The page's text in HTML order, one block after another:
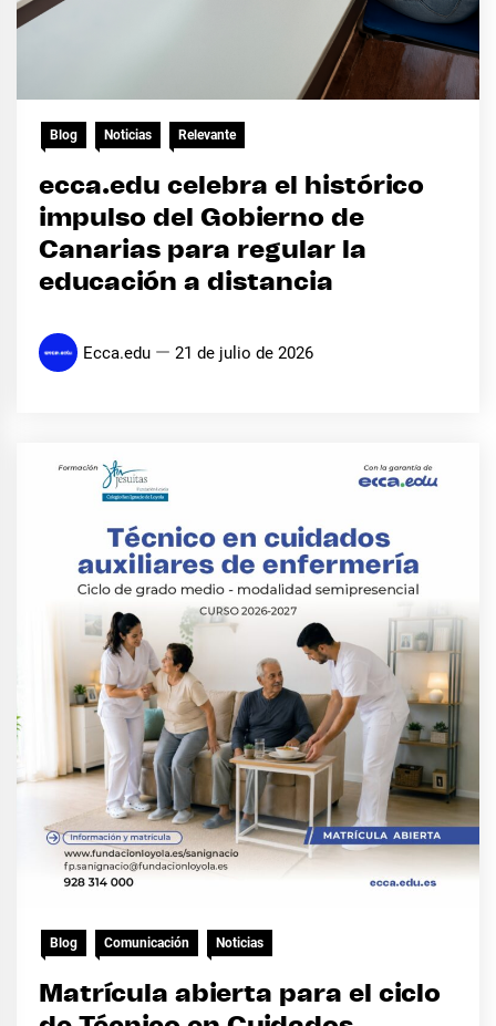
Blog Noticias Relevante
ecca.edu celebra el histórico
impulso del Gobierno de
Canarias para regular la
educación a distancia
Ecca.edu 21 de julio de 2026
Blog Comunicación Noticias
Matrícula abierta para el ciclo